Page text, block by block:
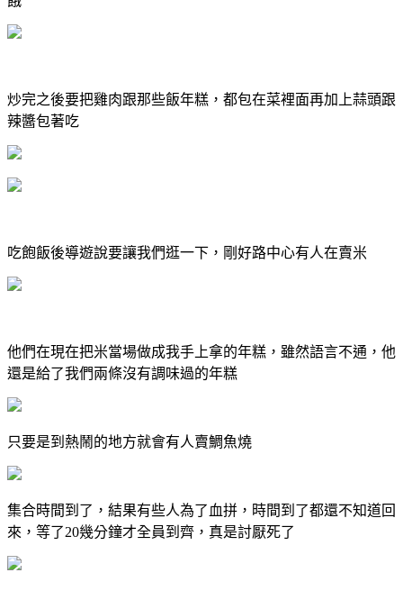
炒完之後要把雞肉跟那些飯年糕，都包在菜裡面再加上蒜頭跟
辣醬包著吃
吃飽飯後導遊說要讓我們逛一下，剛好路中心有人在賣米
他們在現在把米當場做成我手上拿的年糕，雖然語言不通，他
還是給了我們兩條沒有調味過的年糕
只要是到熱鬧的地方就會有人賣鯛魚燒
集合時間到了，結果有些人為了血拼，時間到了都還不知道回
來，等了20幾分鐘才全員到齊，真是討厭死了